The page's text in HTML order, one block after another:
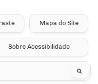
e
Mapa do Site
Sobre Acessibilidade